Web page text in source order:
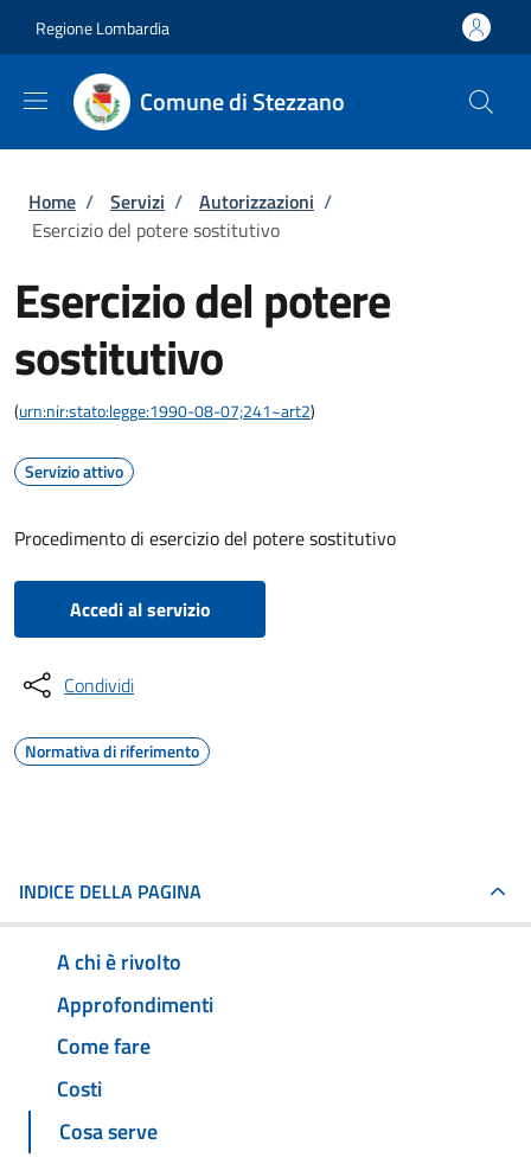
Regione Lombardia
Comune di Stezzano
Briciole di pane
Home / Servizi / Autorizzazioni /
Esercizio del potere sostitutivo
Esercizio del potere
sostitutivo
(urn:nir:stato:legge:1990-08-07;241~art2)
Servizio attivo
Procedimento di esercizio del potere sostitutivo
Accedi al servizio
Condividi
Normativa di riferimento
INDICE DELLA PAGINA
A chi è rivolto
Approfondimenti
Come fare
Costi
Cosa serve